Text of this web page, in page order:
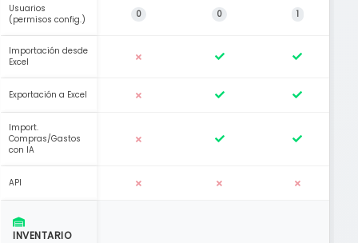
Usuarios
(permisos config.)
0 0 1
Importación desde
Excel
Exportación a Excel
Import.
Compras/Gastos
con IA
API
INVENTARIO